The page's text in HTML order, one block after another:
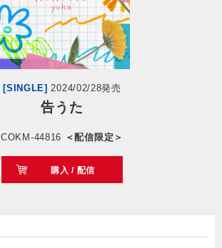
閉じる
[SINGLE] 2024/02/28発売
告うた
COKM-44816 ＜配信限定＞
購入 / 配信